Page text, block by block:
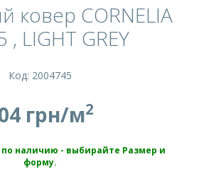
ковер CORNELIA
, LIGHT GREY
Код: 2004745
грн/м2
наличию - выбирайте Размер и
форму.